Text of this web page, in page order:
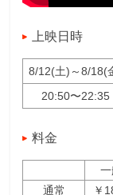
上映日時
8/12(土)～8/18(
20:50〜22:35
料金
通常
￥